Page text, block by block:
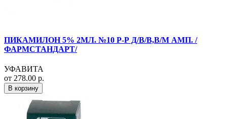
ПИКАМИЛОН 5% 2МЛ. №10 Р-Р Д/В/В,В/М АМП. /
ФАРМСТАНДАРТ/
УФАВИТА
от 278.00 р.
В корзину